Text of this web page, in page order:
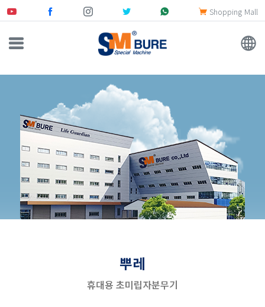
Shopping Mall
뿌레
휴대용 초미립자분무기